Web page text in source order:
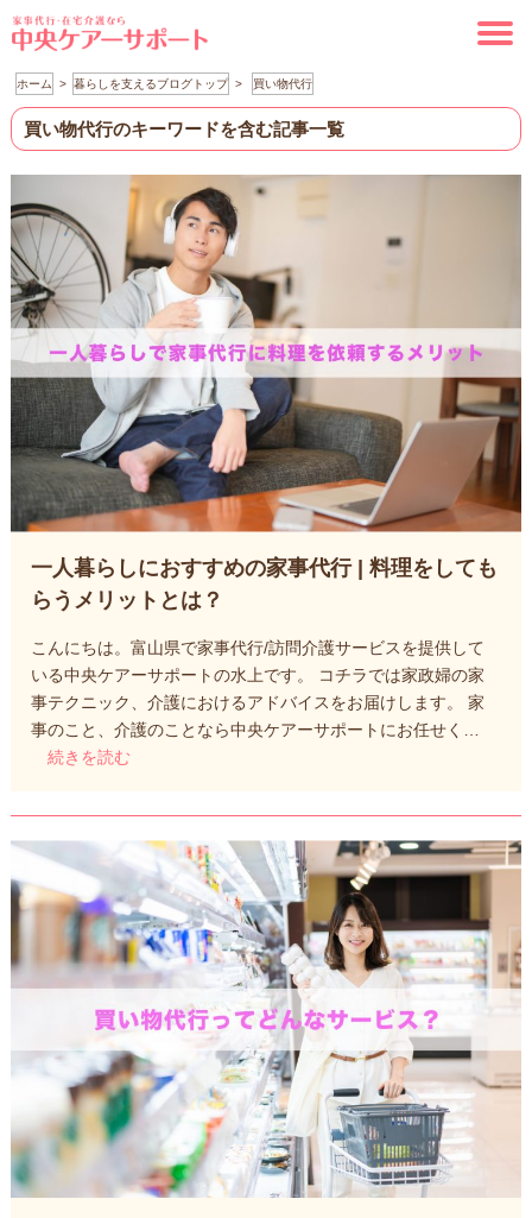
ホーム 暮らしを支えるブログトップ 買い物代行
買い物代行のキーワードを含む記事一覧
一人暮らしにおすすめの家事代行 | 料理をしても
らうメリットとは？
こんにちは。富山県で家事代行/訪問介護サービスを提供して
いる中央ケアーサポートの水上です。 コチラでは家政婦の家
事テクニック、介護におけるアドバイスをお届けします。 家
事のこと、介護のことなら中央ケアーサポートにお任せく…
続きを読む